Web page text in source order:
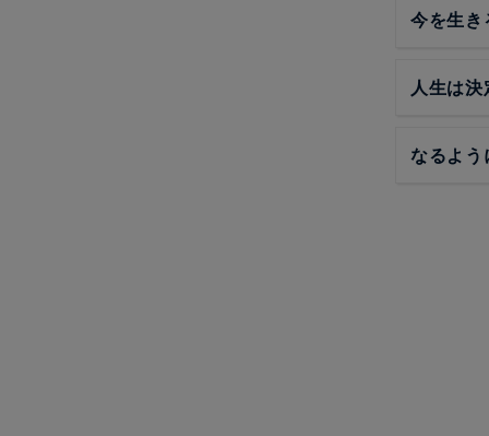
今を生き
人生は決
なるよう